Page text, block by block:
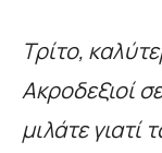
Τρίτο,
Ακροδεξιοί
μιλάτε γιατί